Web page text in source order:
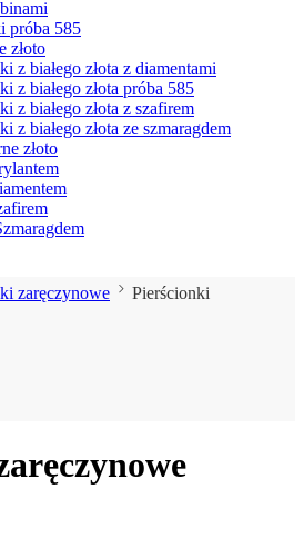
próba 585
złoto
z białego złota z diamentami
z białego złota próba 585
z białego złota z szafirem
z białego złota ze szmaragdem
złoto
zaręczynowe
Pierścionki